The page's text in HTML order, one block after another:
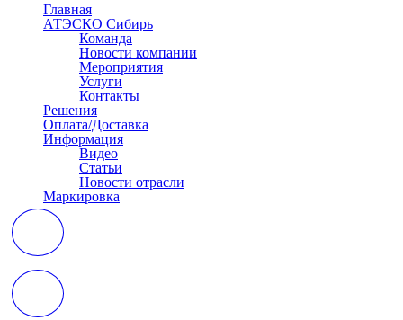
Главная
АТЭСКО Сибирь
Команда
Новости компании
Мероприятия
Услуги
Контакты
Решения
Оплата/Доставка
Информация
Видео
Статьи
Новости отрасли
Маркировка